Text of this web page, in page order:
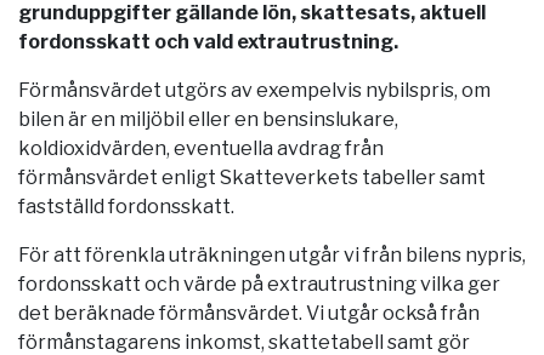
grunduppgifter gällande lön, skattesats, aktuell
fordonsskatt och vald extrautrustning.
Förmånsvärdet utgörs av exempelvis nybilspris, om
bilen är en miljöbil eller en bensinslukare,
koldioxidvärden, eventuella avdrag från
förmånsvärdet enligt Skatteverkets tabeller samt
fastställd fordonsskatt.
För att förenkla uträkningen utgår vi från bilens nypris,
fordonsskatt och värde på extrautrustning vilka ger
det beräknade förmånsvärdet. Vi utgår också från
förmånstagarens inkomst, skattetabell samt gör